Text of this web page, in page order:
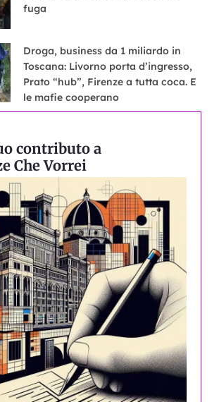
fuga
Droga, business da 1 miliardo in
Toscana: Livorno porta d’ingresso,
Prato “hub”, Firenze a tutta coca. E
le mafie cooperano
contributo a
Che Vorrei